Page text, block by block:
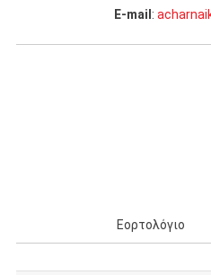
Ε-mail:
Εορτολόγιο